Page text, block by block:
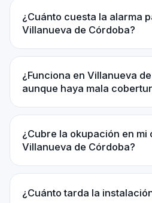
¿Cuánto cuesta la alarma
Villanueva de Córdoba?
¿Funciona en Villanueva
aunque haya mala
¿Cubre la okupación en mi
Villanueva de Córdoba?
¿Cuánto tarda la